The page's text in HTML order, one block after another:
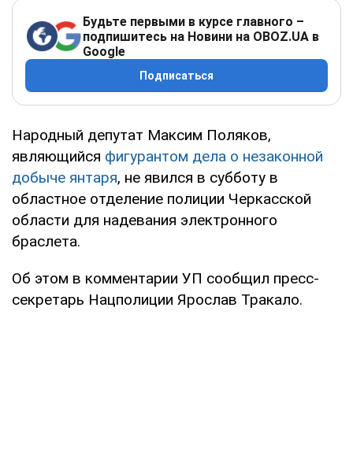
Будьте первыми в курсе главного –
подпишитесь на Новини на OBOZ.UA в
Google
Подписаться
Народный депутат Максим Поляков,
являющийся фигурантом дела о незаконной
добыче янтаря, не явился в субботу в
областное отделение полиции Черкасской
области для надевания электронного
браслета.
Об этом в комментарии УП сообщил пресс-
секретарь Нацполиции Ярослав Тракало.